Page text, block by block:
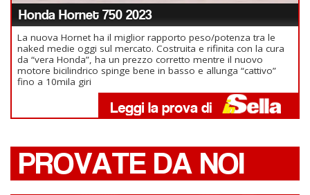
Honda Hornet 750 2023
La nuova Hornet ha il miglior rapporto peso/potenza tra le
naked medie oggi sul mercato. Costruita e rifinita con la cura
da “vera Honda”, ha un prezzo corretto mentre il nuovo
motore bicilindrico spinge bene in basso e allunga “cattivo”
fino a 10mila giri
PROVATE DA NOI